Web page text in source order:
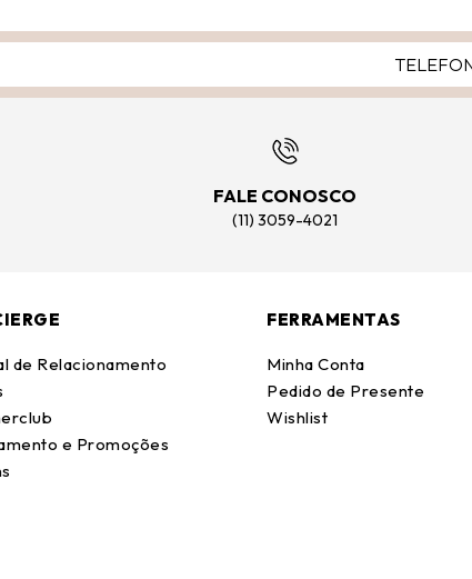
FALE CONOSCO
(11) 3059-4021
de Relacionamento
e Promoções
FERRAMENTAS
Minha Conta
Pedido de Presente
Wishlist